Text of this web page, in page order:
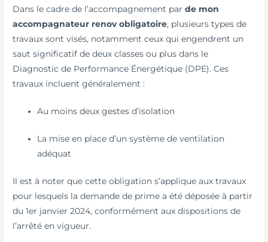
Dans le cadre de l’accompagnement parde mon
accompagnateur renov obligatoire, plusieurs types de
travaux sont visés, notamment ceux qui engendrent un
saut significatif de deux classes ou plus dans le
Diagnostic de Performance Énergétique (DPE). Ces
travaux incluent généralement :
Au moins deux gestes d’isolation
La mise en place d’un système de ventilation
adéquat
Il est à noter que cette obligation s’applique aux travaux
pour lesquels la demande de prime a été déposée à partir
du 1er janvier 2024, conformément aux dispositions de
l’arrêté en vigueur.